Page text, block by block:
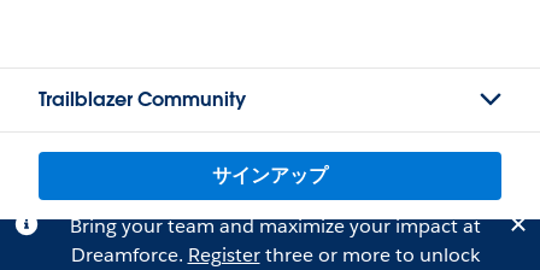
Trailblazer Community
サインアップ
Bring your team and maximize your impact at
Dreamforce. Registerthree or more to unlock